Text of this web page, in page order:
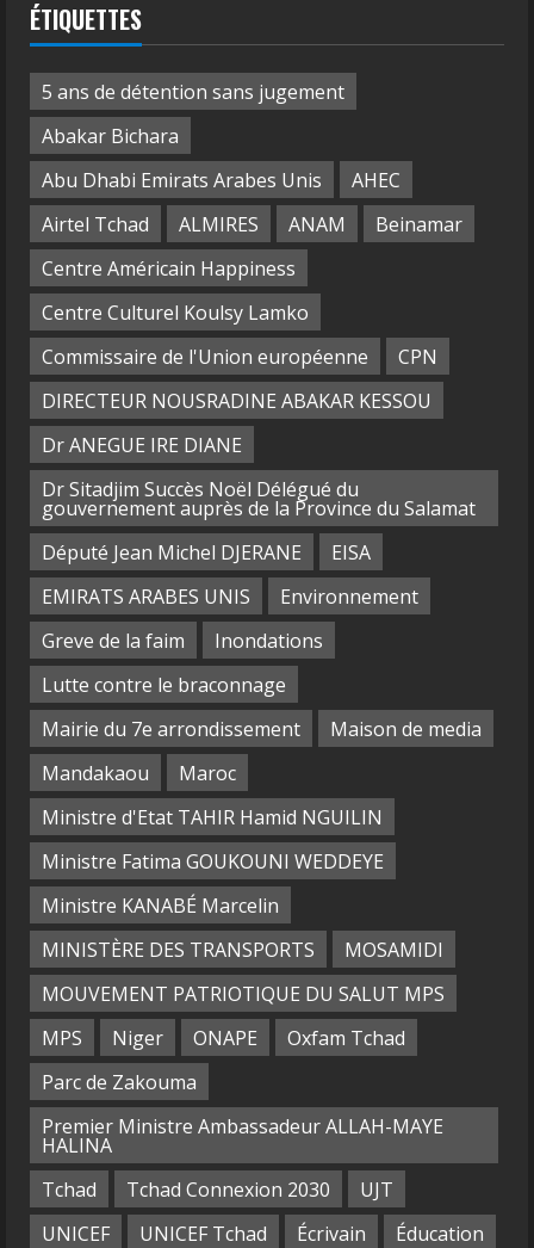
ÉTIQUETTES
5 ans de détention sans jugement
Abakar Bichara
Abu Dhabi Emirats Arabes Unis
AHEC
Airtel Tchad
ALMIRES ANAM
Beinamar
Centre Américain Happiness
Centre Culturel Koulsy Lamko
Commissaire de l'Union européenne
CPN
DIRECTEUR NOUSRADINE ABAKAR KESSOU
Dr ANEGUE IRE DIANE
Dr Sitadjim Succès Noël Délégué du
gouvernement auprès de la Province du Salamat
Député Jean Michel DJERANE
EISA
EMIRATS ARABES UNIS
Environnement
Greve de la faim
Inondations
Lutte contre le braconnage
Mairie du 7e arrondissement
Maison de media
Mandakaou
Maroc
Ministre d'Etat TAHIR Hamid NGUILIN
Ministre Fatima GOUKOUNI WEDDEYE
Ministre KANABÉ Marcelin
MINISTÈRE DES TRANSPORTS
MOSAMIDI
MOUVEMENT PATRIOTIQUE DU SALUT MPS
MPS
Niger ONAPE
Oxfam Tchad
Parc de Zakouma
Premier Ministre Ambassadeur ALLAH-MAYE
HALINA
Tchad
Tchad Connexion 2030
UJT
UNICEF
UNICEF Tchad Écrivain Éducation